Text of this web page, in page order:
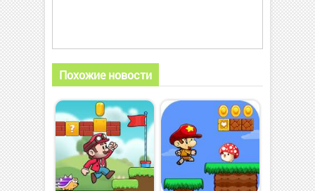
Похожие новости